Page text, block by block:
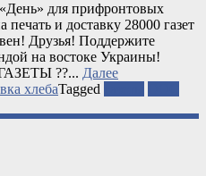
для прифронтовых
и доставку 28000 газет
Друзья! Поддержите
на востоке Украины!
ГАЗЕТЫ ??️... Далее
хлебаTagged